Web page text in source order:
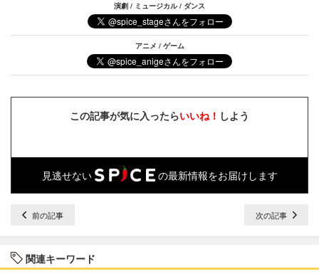
演劇 / ミュージカル / ダンス
アニメ / ゲーム
この記事が気に入ったらいいね！ しよう
見逃せない の最新情報をお届けします
前の記事 次の記事
関連キーワード